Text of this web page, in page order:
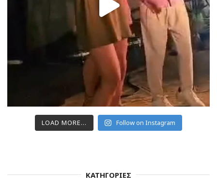
LOAD MORE... Follow on Instagram
ΚΑΤΗΓΟΡΙΕΣ